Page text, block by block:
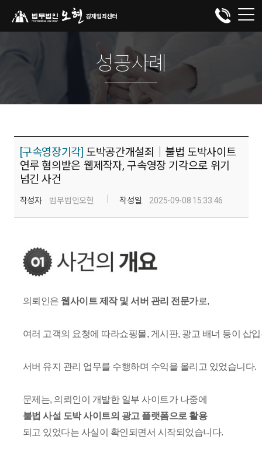
성공사례
[구속영장기각] 도박공간개설죄│불법 도박사이트
연루 혐의받은 웹제작자, 구속영장 기각으로 위기
넘긴 사건
작성자 법무법인오현 작성일 2025-09-08 15:33:46
의뢰인은 웹사이트 제작 및 서버 관리 전문가로,
여러 고객의 요청에 따라쇼핑몰, 게시판, 광고 배너 등이 삽
서버 유지 관리 업무를 수행하며 수익을 올리고 있었습니다.
문제는, 의뢰인이 개발한 일부 사이트가 나중에
불법 사설 도박 사이트의 광고 플랫폼으로 활용
되고 있었다는 사실이 확인되면서 시작되었습니다.